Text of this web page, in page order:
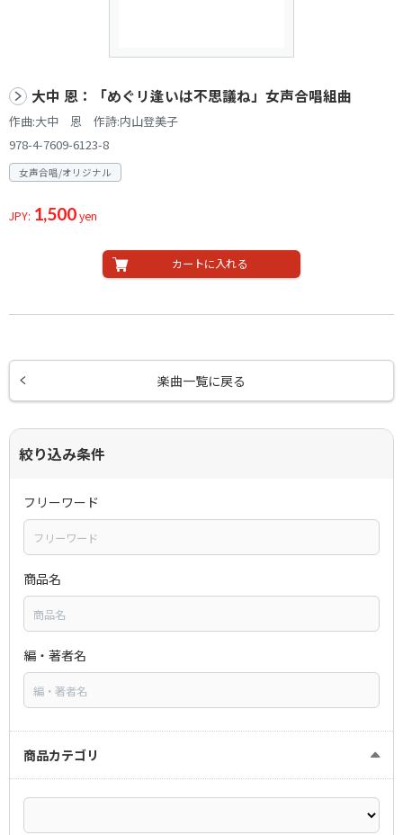
大中 恩：「めぐリ逢いは不思議ね」女声合唱組曲
作曲:大中 恩 作詩:内山登美子
978-4-7609-6123-8
女声合唱/オリジナル
JPY: 1,500yen
カートに入れる
楽曲一覧に戻る
絞り込み条件
フリーワード
商品名
編・著者名
商品カテゴリ